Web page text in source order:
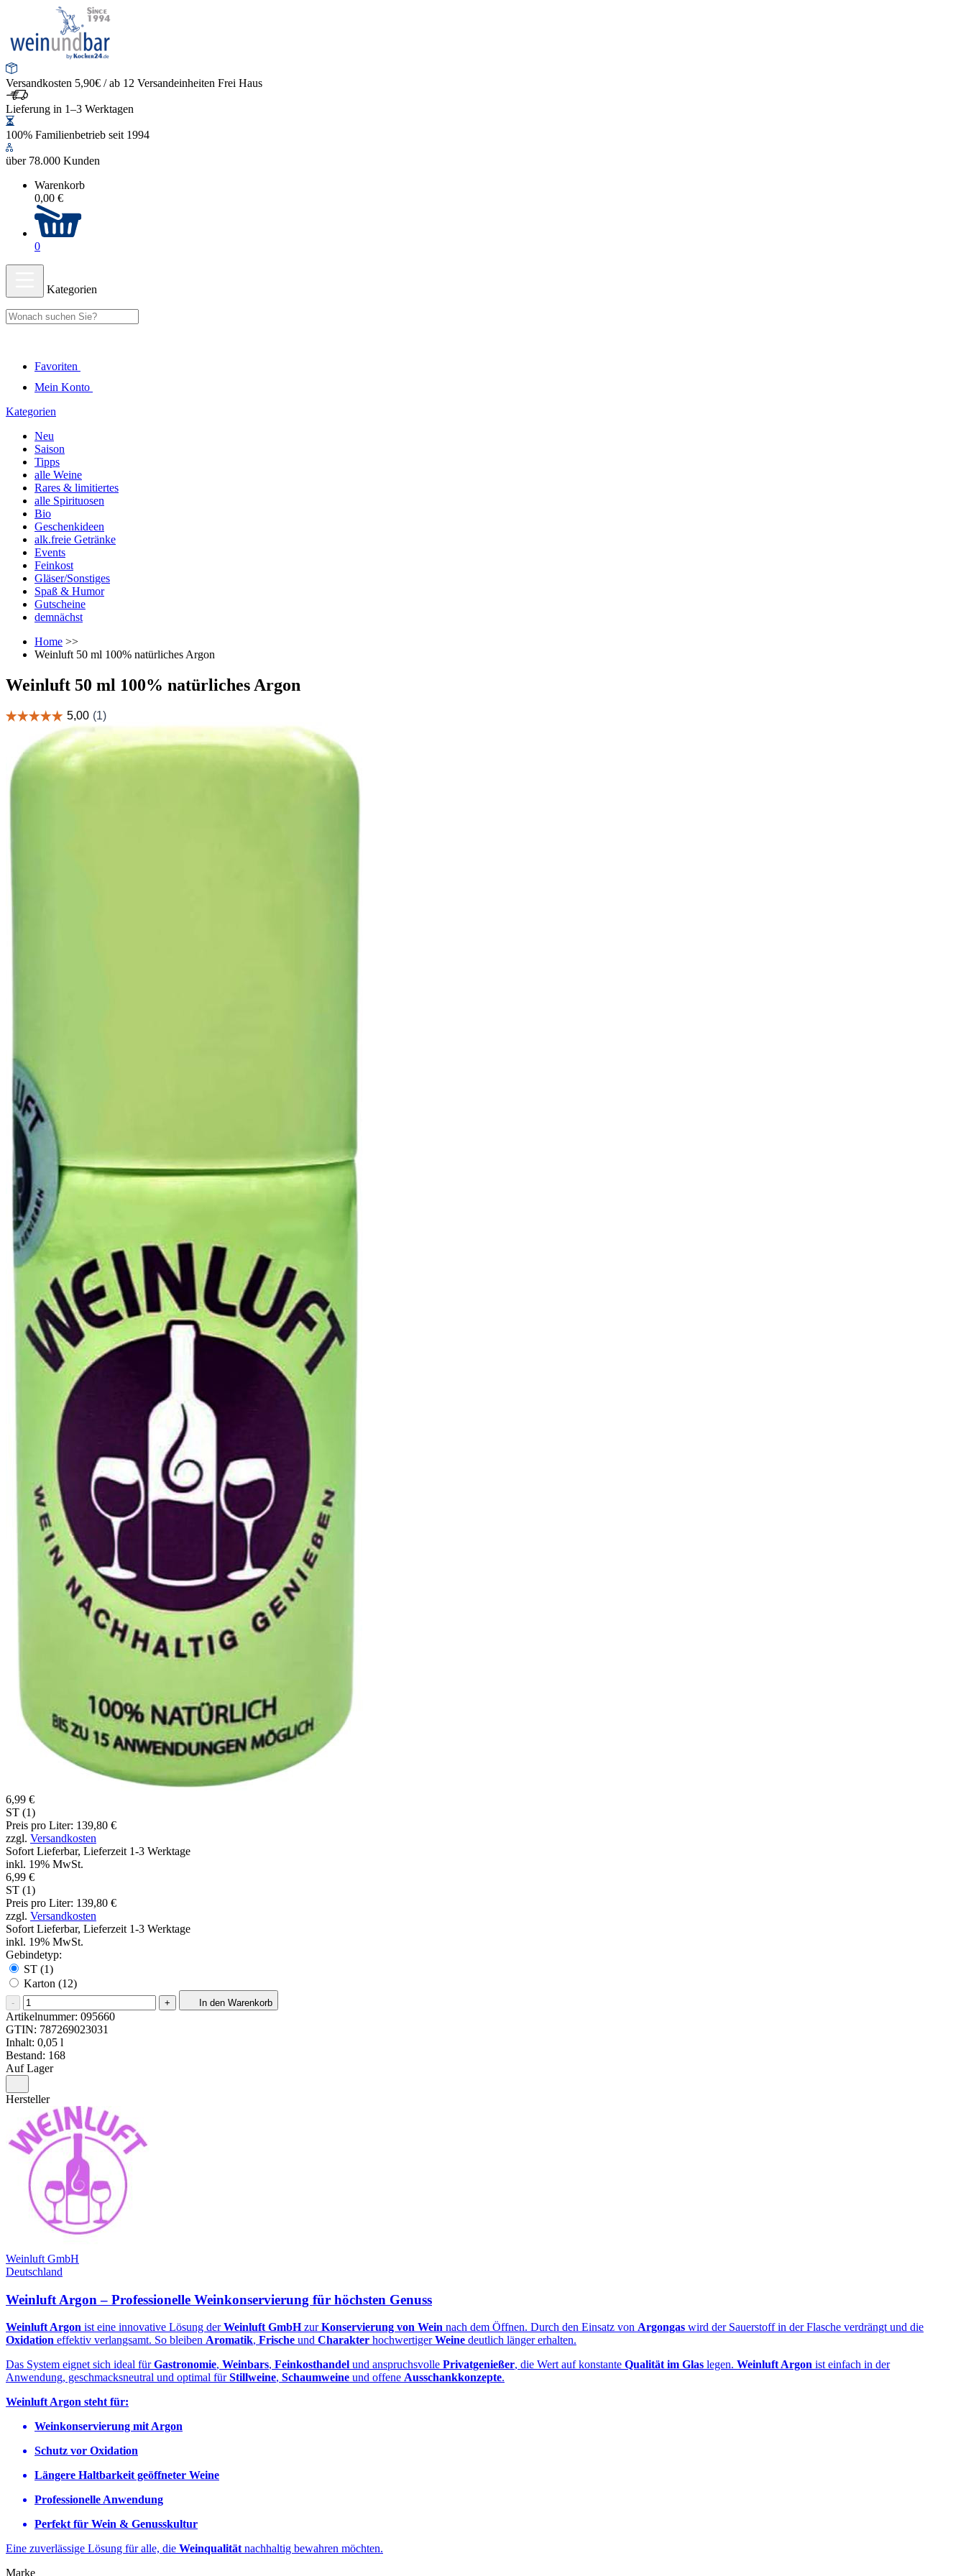
Versandkosten 5,90€ / ab 12 Versandeinheiten Frei Haus
Lieferung in 1–3 Werktagen
100% Familienbetrieb seit 1994
über 78.000 Kunden
Warenkorb
0,00 €
0
Kategorien
Favoriten
Mein Konto
Kategorien
Neu
Saison
Tipps
alle Weine
Rares & limitiertes
alle Spirituosen
Bio
Geschenkideen
alk.freie Getränke
Events
Feinkost
Gläser/Sonstiges
Spaß & Humor
Gutscheine
demnächst
Home >>
Weinluft 50 ml 100% natürliches Argon
Weinluft 50 ml 100% natürliches Argon
6,99 €
ST (1)
Preis pro Liter: 139,80 €
zzgl. Versandkosten
Sofort Lieferbar, Lieferzeit 1-3 Werktage
inkl. 19% MwSt.
6,99 €
ST (1)
Preis pro Liter: 139,80 €
zzgl. Versandkosten
Sofort Lieferbar, Lieferzeit 1-3 Werktage
inkl. 19% MwSt.
Gebindetyp:
ST (1)
Karton (12)
- + In den Warenkorb
Artikelnummer: 095660
GTIN: 787269023031
Inhalt: 0,05 l
Bestand: 168
Auf Lager
Hersteller
Weinluft GmbH
Deutschland
Weinluft Argon – Professionelle Weinkonservierung für höchsten Genuss
Weinluft Argon ist eine innovative Lösung derWeinluft GmbHzurKonservierung von Wein nach dem Öffnen. Durch den Einsatz von Argongas wird der Sauerstoff in der Flasche verdrängt und die
Oxidation effektiv verlangsamt. So bleiben Aromatik, Frische und Charakter hochwertigerWeine deutlich länger erhalten.
Das System eignet sich ideal fürGastronomie, Weinbars, Feinkosthandel und anspruchsvolle Privatgenießer, die Wert auf konstante Qualität im Glas legen. Weinluft Argon ist einfach in der
Anwendung, geschmacksneutral und optimal fürStillweine, Schaumweine und offene Ausschankkonzepte.
Weinluft Argon steht für:
Weinkonservierung mit Argon
Schutz vor Oxidation
Längere Haltbarkeit geöffneter Weine
Professionelle Anwendung
Perfekt für Wein & Genusskultur
Eine zuverlässige Lösung für alle, die Weinqualität nachhaltig bewahren möchten.
Marke